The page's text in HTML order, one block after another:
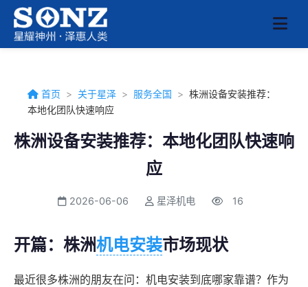
首页 > 关于星泽 > 服务全国 > 株洲设备安装推荐：
本地化团队快速响应
株洲设备安装推荐：本地化团队快速响
应
2026-06-06 星泽机电 16
开篇：株洲机电安装市场现状
最近很多株洲的朋友在问：机电安装到底哪家靠谱？作为